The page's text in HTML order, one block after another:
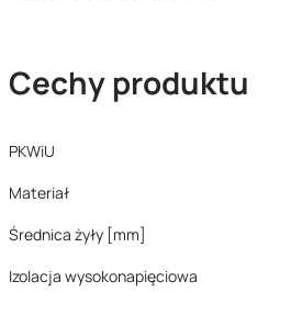
Cechy produktu
PKWiU
Materiał
Średnica żyły [mm]
Izolacja wysokonapięciowa